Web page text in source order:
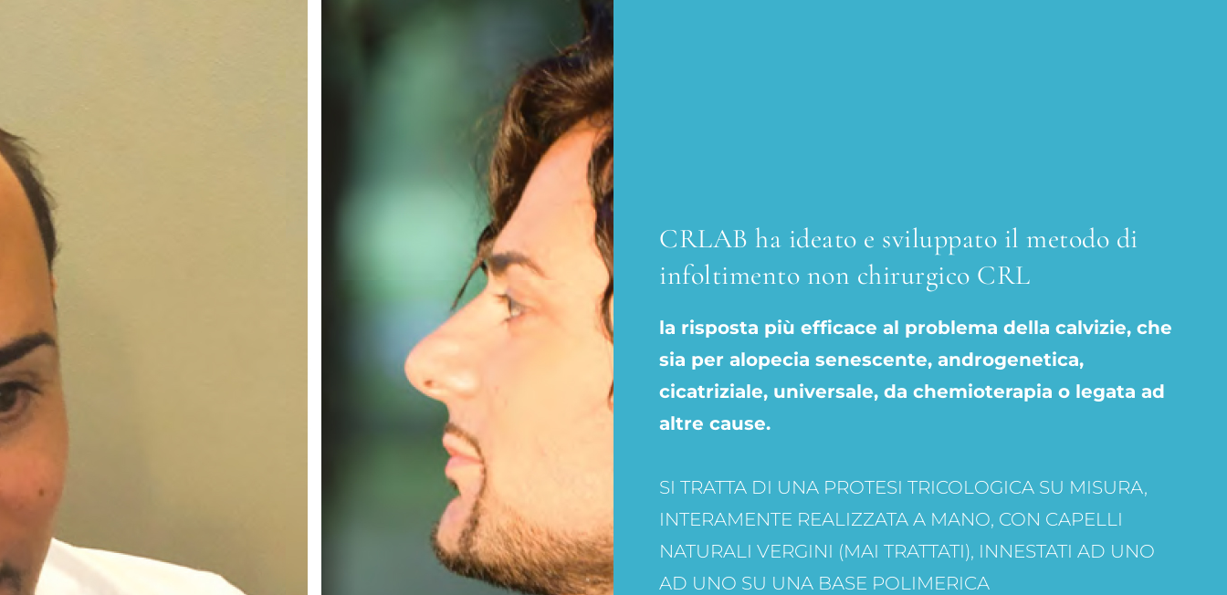
CRLAB ha ideato e sviluppato il metodo di
infoltimento non chirurgico CRL
la risposta più efficace al problema della calvizie, che
sia per alopecia senescente, androgenetica,
cicatriziale, universale, da chemioterapia o legata ad
altre cause.
SI TRATTA DI UNA PROTESI TRICOLOGICA SU MISURA,
INTERAMENTE REALIZZATA A MANO, CON CAPELLI
NATURALI VERGINI (MAI TRATTATI), INNESTATI AD UNO
AD UNO SU UNA BASE POLIMERICA